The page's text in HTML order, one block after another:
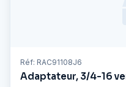
Réf: RAC91108J6
Adaptateur, 3/4-16